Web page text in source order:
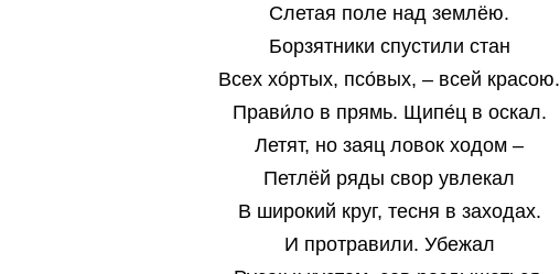
Слетая поле над землёю.
Борзятники спустили стан
Всех хо́ртых, псо́вых, – всей красою.
Прави́ло в прямь. Щипе́ц в оскал.
Летят, но заяц ловок ходом –
Петлёй ряды свор увлекал
В широкий круг, тесня в заходах.
И протравили. Убежал